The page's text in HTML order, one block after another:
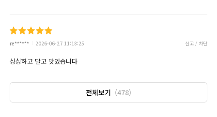
re****** 2026-06-27 11:18:25 신고 / 차단
싱싱하고 달고 맛있습니다
전체보기 (478)